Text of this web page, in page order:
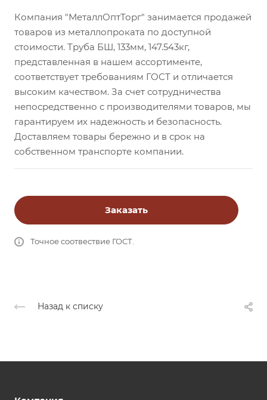
Компания "МеталлОптТорг" занимается продажей
товаров из металлопроката по доступной
стоимости. Труба БШ, 133мм, 147.543кг,
представленная в нашем ассортименте,
соответствует требованиям ГОСТ и отличается
высоким качеством. За счет сотрудничества
непосредственно с производителями товаров, мы
гарантируем их надежность и безопасность.
Доставляем товары бережно и в срок на
собственном транспорте компании.
Заказать
Точное соотвествие ГОСТ.
Назад к списку